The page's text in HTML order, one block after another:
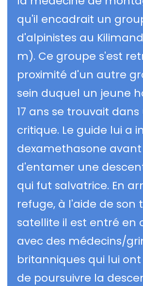
qu'il encadrait un
d'alpinistes au
m). Ce groupe s'est
proximité d'un autre
sein duquel un jeune
17 ans se trouvait
critique. Le guide lui a
dexamethasone avant
d'entamer une
qui fut salvatrice. En
refuge, à l'aide de son
satellite il est entré en
avec des médecins/
britanniques qui lui
de poursuivre la